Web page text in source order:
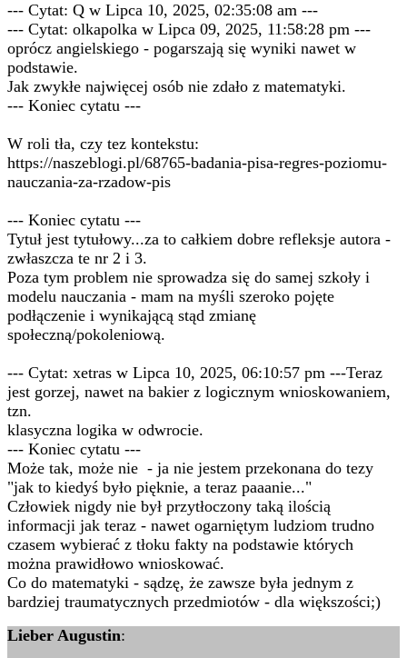
--- Cytat: Q w Lipca 10, 2025, 02:35:08 am ---
--- Cytat: olkapolka w Lipca 09, 2025, 11:58:28 pm ---
oprócz angielskiego - pogarszają się wyniki nawet w
podstawie.
Jak zwykłe najwięcej osób nie zdało z matematyki.
--- Koniec cytatu ---
W roli tła, czy tez kontekstu:
https://naszeblogi.pl/68765-badania-pisa-regres-poziomu-
nauczania-za-rzadow-pis
--- Koniec cytatu ---
Tytuł jest tytułowy...za to całkiem dobre refleksje autora -
zwłaszcza te nr 2 i 3.
Poza tym problem nie sprowadza się do samej szkoły i
modelu nauczania - mam na myśli szeroko pojęte
podłączenie i wynikającą stąd zmianę
społeczną/pokoleniową.
--- Cytat: xetras w Lipca 10, 2025, 06:10:57 pm ---Teraz
jest gorzej, nawet na bakier z logicznym wnioskowaniem,
tzn.
klasyczna logika w odwrocie.
--- Koniec cytatu ---
Może tak, może nie - ja nie jestem przekonana do tezy
"jak to kiedyś było pięknie, a teraz paaanie..."
Człowiek nigdy nie był przytłoczony taką ilością
informacji jak teraz - nawet ogarniętym ludziom trudno
czasem wybierać z tłoku fakty na podstawie których
można prawidłowo wnioskować.
Co do matematyki - sądzę, że zawsze była jednym z
bardziej traumatycznych przedmiotów - dla większości;)
Lieber Augustin: